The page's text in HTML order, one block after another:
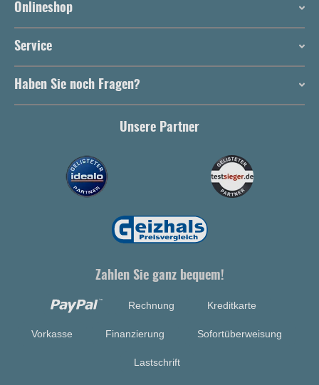
Onlineshop
Service
Haben Sie noch Fragen?
Unsere Partner
Zahlen Sie ganz bequem!
Rechnung Kreditkarte
Vorkasse Finanzierung Sofortüberweisung
Lastschrift